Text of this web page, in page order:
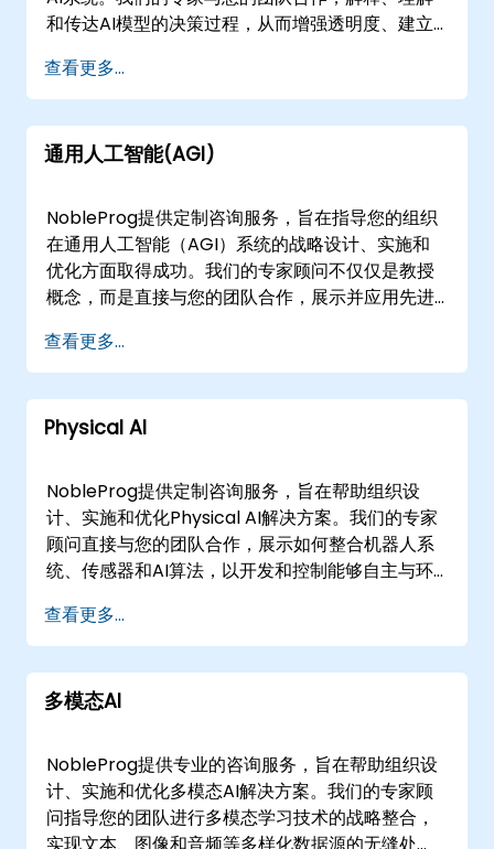
和传达AI模型的决策过程，从而增强透明度、建立
服务可作为远程会议或线下服务提供。远程服务通
过安全、交互式的远程桌面环境进行，无论您的团
队身处何地，都能直接与我们的顾问互动。线下服
务可在的客户场所或NobleProg在的企业设施中执
NobleProg——您的本地咨询合作伙伴。
查看更多...
通用人工智能(AGI)
NobleProg提供定制咨询服务，旨在指导您的组织
在通用人工智能（AGI）系统的战略设计、实施和
优化方面取得成功。我们的专家顾问不仅仅是教授
概念，而是直接与您的团队合作，展示并应用先进
行多种任务并具备类人认知能力的AI解决方案。 我
们的合作模式灵活，可根据您的运营需求选择远程
或线下协作。远程咨询通过交互式、安全的远程桌
面环境进行，能够实时提供指导和解决方案部署。
点工作，或利用NobleProg在的专用企业设施，开
展实践研讨会和战略规划会议。 NobleProg——您
的本地咨询合作伙伴
查看更多...
Physical AI
NobleProg提供定制咨询服务，旨在帮助组织设
计、实施和优化Physical AI解决方案。我们的专家
顾问直接与您的团队合作，展示如何整合机器人系
统、传感器和AI算法，以开发和控制能够自主与环
供这些咨询服务，以适应您的运营需求。我们的远
程咨询会话使用安全的交互式远程桌面技术，以促
进实时协作和解决方案架构。或者，我们提供在您
所在地或我们企业中心进行的线下咨询服务。
伙伴。
查看更多...
多模态AI
NobleProg提供专业的咨询服务，旨在帮助组织设
计、实施和优化多模态AI解决方案。我们的专家顾
问指导您的团队进行多模态学习技术的战略整合，